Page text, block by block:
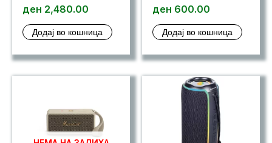
ден 2,480.00
Додај во кошница
ден 600.00
Додај во кошница